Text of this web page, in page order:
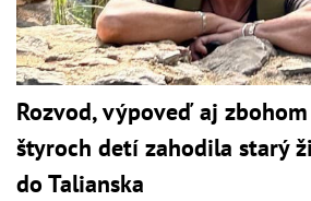
Rozvod, výpoveď aj
štyroch detí zahodila starý
do Talianska